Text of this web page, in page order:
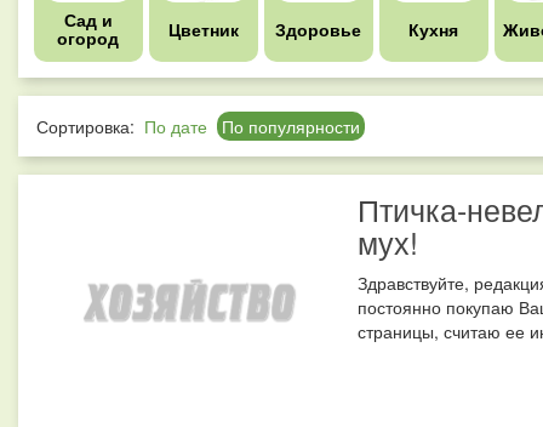
Сад и
огород
Цветник
Здоровье
Кухня
Сортировка: По дате По популярности
Птичка-
мух!
Здравствуйте,
постоянно покупаю
страницы, считаю ее